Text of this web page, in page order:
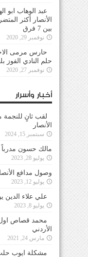
عبد الوهاب ابو
الأنصار أكثر
بين 7 فرق
نوفمبر 29, 2020
حارس مرمى
حلم النادي الفوز
نوفمبر 27, 2020
أخبار وأسرار
لقب ثانٍ
الأنصار
سبتمبر 15, 2024
مالك حسون مدرباً
يوليو 28, 2023
وصول مدافع
يوليو 12, 2023
علي علاء الدين
يوليو 8, 2023
محمد قصاص اول
الأردني
مارس 24, 2021
مشكلة ايوب